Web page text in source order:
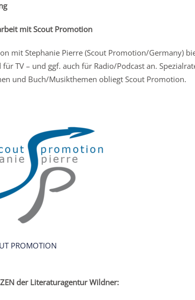
mit Scout Promotion
mit Stephanie Pierre (Scout Promotion/Germany)
für TV – und ggf. auch für Radio/Podcast an.
und Buch/Musikthemen obliegt Scout Promotion.
PROMOTION
der Literaturagentur Wildner: